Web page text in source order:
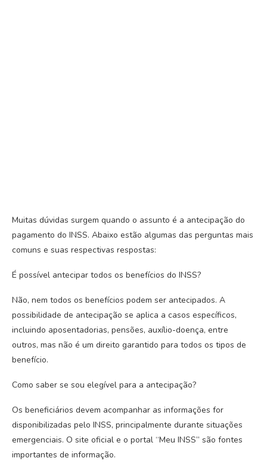
Muitas dúvidas surgem quando o assunto é a antecipação do
pagamento do INSS. Abaixo estão algumas das perguntas mais
comuns e suas respectivas respostas:
É possível antecipar todos os benefícios do INSS?
Não, nem todos os benefícios podem ser antecipados. A
possibilidade de antecipação se aplica a casos específicos,
incluindo aposentadorias, pensões, auxílio-doença, entre
outros, mas não é um direito garantido para todos os tipos de
benefício.
Como saber se sou elegível para a antecipação?
Os beneficiários devem acompanhar as informações for
disponibilizadas pelo INSS, principalmente durante situações
emergenciais. O site oficial e o portal “Meu INSS” são fontes
importantes de informação.